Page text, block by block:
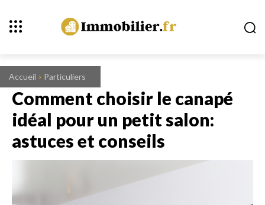
Accueil Particuliers
Comment choisir le canapé
idéal pour un petit salon:
astuces et conseils